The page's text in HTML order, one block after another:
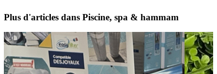
Plus d'articles dans Piscine, spa & hammam